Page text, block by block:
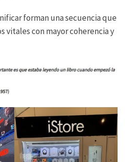
forman una secuencia que
vitales con mayor coherencia y